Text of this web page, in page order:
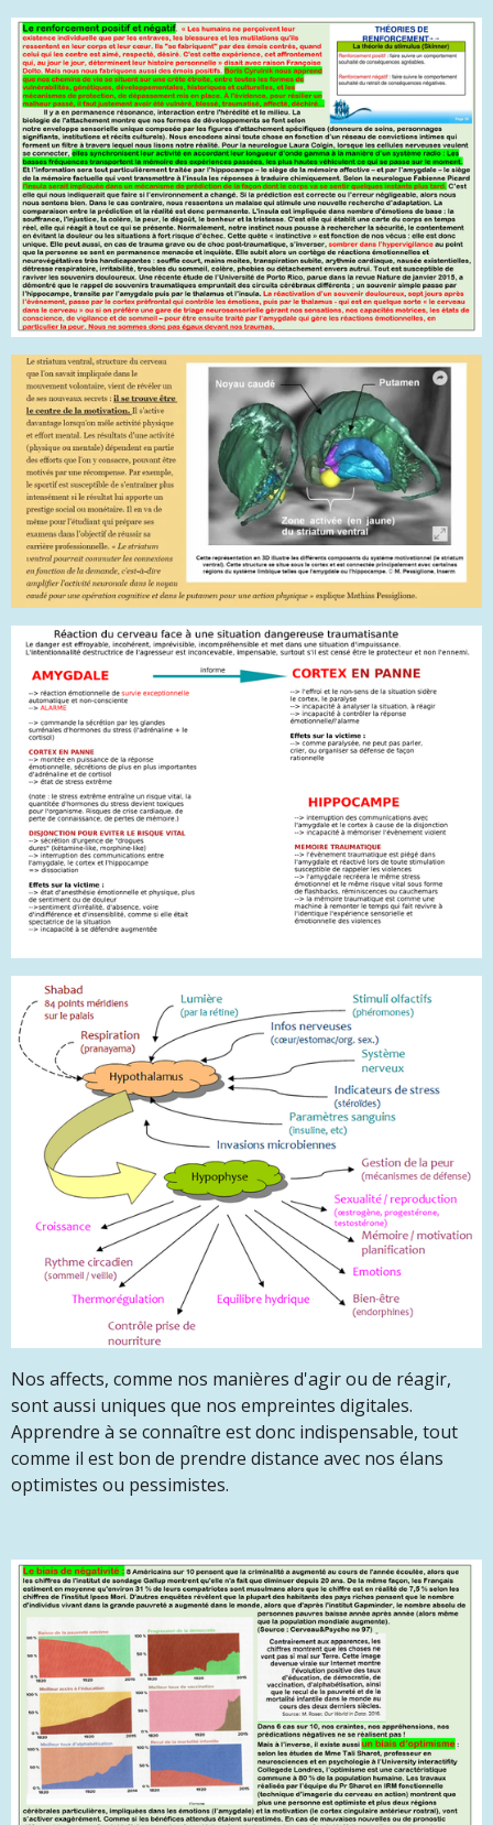
Nos affects, comme nos manières d'agir ou de réagir,
sont aussi uniques que nos empreintes digitales.
Apprendre à se connaître est donc indispensable, tout
comme il est bon de prendre distance avec nos élans
optimistes ou pessimistes.